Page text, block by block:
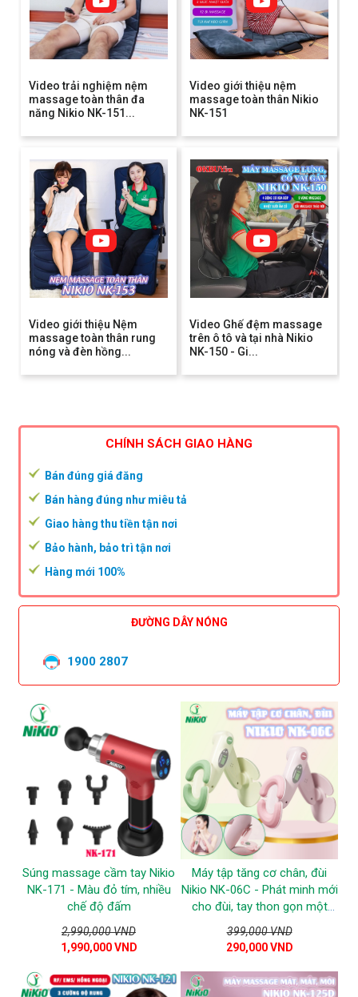
Video trải nghiệm nệm
massage toàn thân đa
năng Nikio NK-151...
Video giới thiệu nệm
massage toàn thân Nikio
NK-151
Video giới thiệu Nệm
massage toàn thân rung
nóng và đèn hồng...
Video Ghế đệm massage
trên ô tô và tại nhà Nikio
NK-150 - Gi...
CHÍNH SÁCH GIAO HÀNG
Bán đúng giá đăng
Bán hàng đúng như miêu tả
Giao hàng thu tiền tận nơi
Bảo hành, bảo trì tận nơi
Hàng mới 100%
ĐƯỜNG DÂY NÓNG
1900 2807
Súng massage cầm tay Nikio
NK-171 - Màu đỏ tím, nhiều
chế độ đấm
2,990,000 VND
1,990,000 VND
Máy tập tăng cơ chân, đùi
Nikio NK-06C - Phát minh mới
cho đùi, tay thon gọn một
cách tự nhiên
399,000 VND
290,000 VND